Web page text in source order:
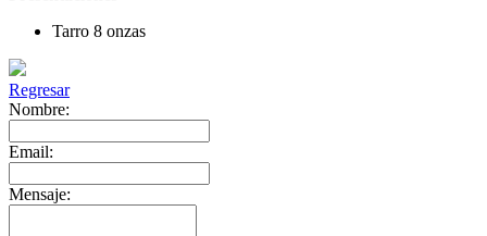
Tarro 8 onzas
Regresar
Nombre:
Email:
Mensaje: